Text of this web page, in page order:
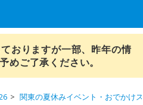
おりますが一部、昨年の情
めご了承ください。
関東の夏休みイベント・おでかけ